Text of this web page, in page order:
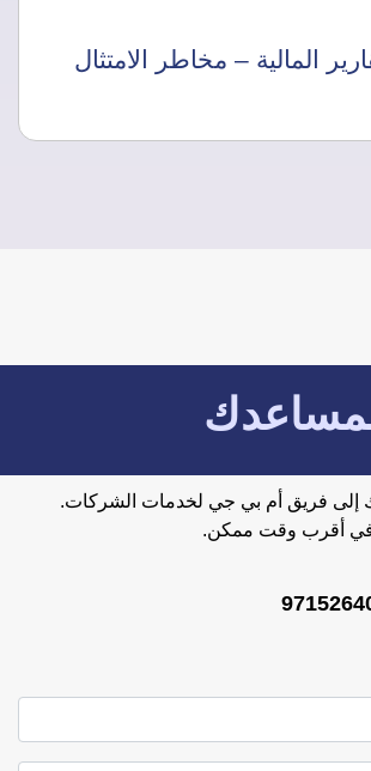
المالية – مخاطر الامتثال
إلى فريق أم بي جي لخدمات الشركات.
في أقرب وقت ممكن.